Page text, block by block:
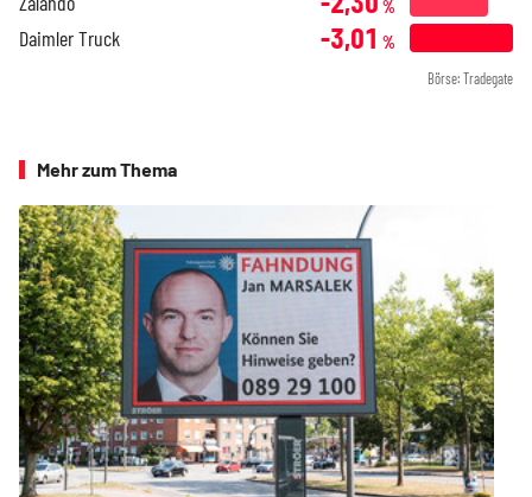
%
Daimler Truck -3,01 %
Börse: Tradegate
Mehr zum Thema